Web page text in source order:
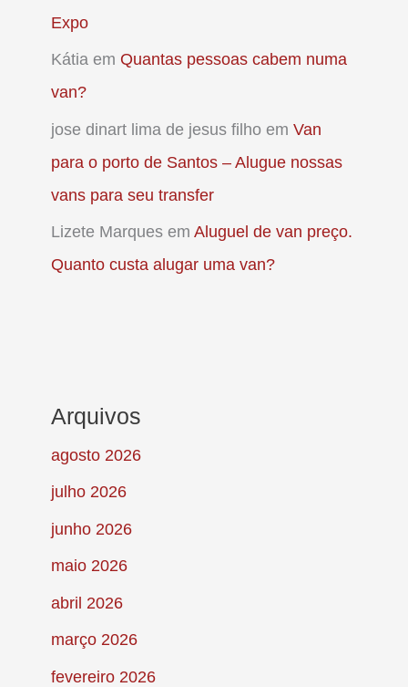
Expo
Kátia em Quantas pessoas cabem numa
van?
jose dinart lima de jesus filho em Van
para o porto de Santos – Alugue nossas
vans para seu transfer
Lizete Marques em Aluguel de van preço.
Quanto custa alugar uma van?
Arquivos
agosto 2026
julho 2026
junho 2026
maio 2026
abril 2026
março 2026
fevereiro 2026